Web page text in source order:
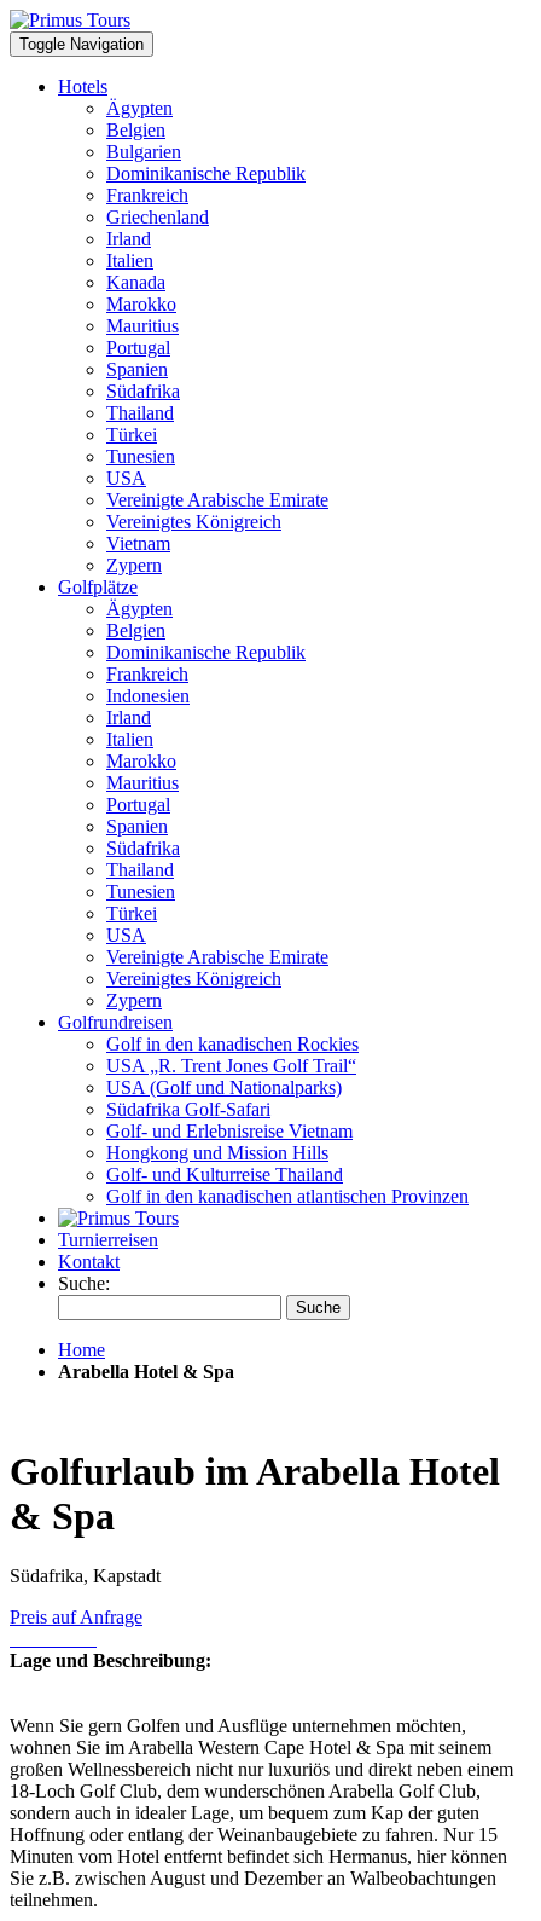
Toggle Navigation
Hotels
Ägypten
Belgien
Bulgarien
Dominikanische Republik
Frankreich
Griechenland
Irland
Italien
Kanada
Marokko
Mauritius
Portugal
Spanien
Südafrika
Thailand
Türkei
Tunesien
USA
Vereinigte Arabische Emirate
Vereinigtes Königreich
Vietnam
Zypern
Golfplätze
Ägypten
Belgien
Dominikanische Republik
Frankreich
Indonesien
Irland
Italien
Marokko
Mauritius
Portugal
Spanien
Südafrika
Thailand
Tunesien
Türkei
USA
Vereinigte Arabische Emirate
Vereinigtes Königreich
Zypern
Golfrundreisen
Golf in den kanadischen Rockies
USA „R. Trent Jones Golf Trail“
USA (Golf und Nationalparks)
Südafrika Golf-Safari
Golf- und Erlebnisreise Vietnam
Hongkong und Mission Hills
Golf- und Kulturreise Thailand
Golf in den kanadischen atlantischen Provinzen
Turnierreisen
Kontakt
Suche:
Suche
Home
Arabella Hotel & Spa
Golfurlaub im Arabella Hotel
& Spa
Südafrika, Kapstadt
Preis auf Anfrage
Lage und Beschreibung:
Wenn Sie gern Golfen und Ausflüge unternehmen möchten,
wohnen Sie im Arabella Western Cape Hotel & Spa mit seinem
großen Wellnessbereich nicht nur luxuriös und direkt neben einem
18-Loch Golf Club, dem wunderschönen Arabella Golf Club,
sondern auch in idealer Lage, um bequem zum Kap der guten
Hoffnung oder entlang der Weinanbaugebiete zu fahren. Nur 15
Minuten vom Hotel entfernt befindet sich Hermanus, hier können
Sie z.B. zwischen August und Dezember an Walbeobachtungen
teilnehmen.